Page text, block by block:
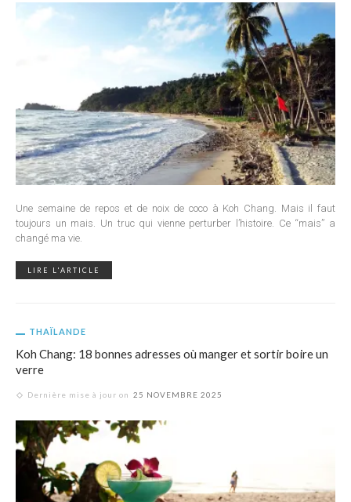
Une semaine de repos et de noix de coco à Koh Chang. Mais il faut
toujours un mais. Un truc qui vienne perturber l’histoire. Ce “mais” a
changé ma vie.
LIRE L'ARTICLE
THAÏLANDE
Koh Chang: 18 bonnes adresses où manger et sortir boire un
verre
Dernière mise à jour on 25 NOVEMBRE 2025